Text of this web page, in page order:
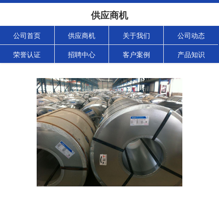
供应商机
公司首页 供应商机 关于我们 公司动态
荣誉认证 招聘中心 客户案例 产品知识